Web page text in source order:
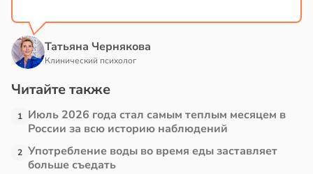
Татьяна Чернякова
Клинический психолог
Читайте также
1 Июль 2026 года стал самым теплым месяцем в
России за всю историю наблюдений
2 Употребление воды во время еды заставляет
больше съедать